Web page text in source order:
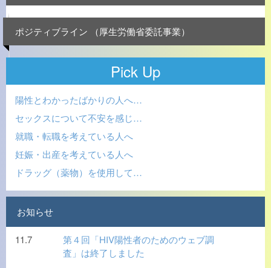
ポジティブライン （厚生労働省委託事業）
Pick Up
陽性とわかったばかりの人へ…
セックスについて不安を感じ…
就職・転職を考えている人へ
妊娠・出産を考えている人へ
ドラッグ（薬物）を使用して…
お知らせ
11.7
第４回「HIV陽性者のためのウェブ調
査」は終了しました